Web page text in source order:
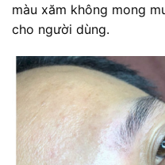
màu xăm không mong
cho người dùng.